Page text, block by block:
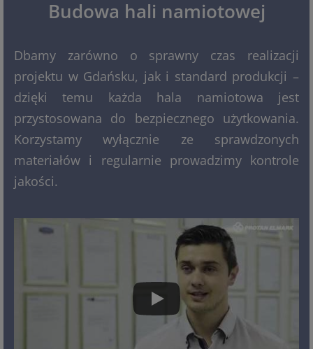
Budowa hali namiotowej
Dbamy zarówno o sprawny czas realizacji
projektu w Gdańsku, jak i standard produkcji –
dzięki temu każda hala namiotowa jest
przystosowana do bezpiecznego użytkowania.
Korzystamy wyłącznie ze sprawdzonych
materiałów i regularnie prowadzimy kontrole
jakości.